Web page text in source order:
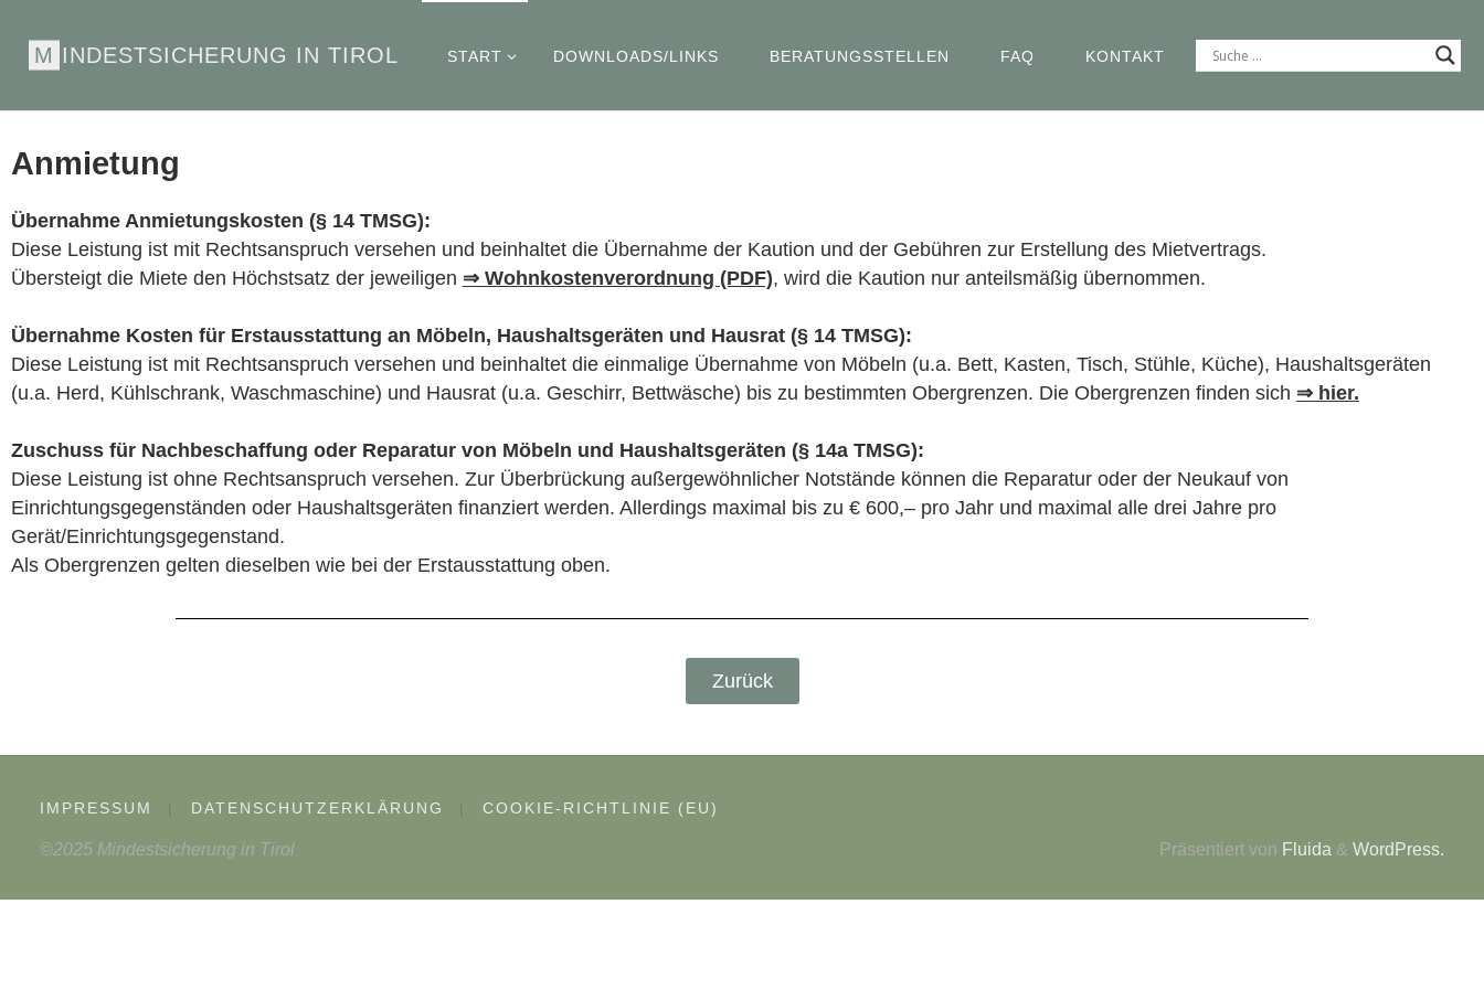
M INDESTSICHERUNG IN TIROL START DOWNLOADS/LINKS BERATUNGSSTELLEN FAQ KONTAKT
Anmietung
Übernahme Anmietungskosten (§ 14 TMSG):
Diese Leistung ist mit Rechtsanspruch versehen und beinhaltet die Übernahme der Kaution und der Gebühren zur Erstellung des Mietvertrags.
Übersteigt die Miete den Höchstsatz der jeweiligen ⇒ Wohnkostenverordnung (PDF), wird die Kaution nur anteilsmäßig übernommen.
Übernahme Kosten für Erstausstattung an Möbeln, Haushaltsgeräten und Hausrat (§ 14 TMSG):
Diese Leistung ist mit Rechtsanspruch versehen und beinhaltet die einmalige Übernahme von Möbeln (u.a. Bett, Kasten, Tisch, Stühle, Küche), Haushaltsgeräten
(u.a. Herd, Kühlschrank, Waschmaschine) und Hausrat (u.a. Geschirr, Bettwäsche) bis zu bestimmten Obergrenzen. Die Obergrenzen finden sich ⇒ hier.
Zuschuss für Nachbeschaffung oder Reparatur von Möbeln und Haushaltsgeräten (§ 14a TMSG):
Diese Leistung ist ohne Rechtsanspruch versehen. Zur Überbrückung außergewöhnlicher Notstände können die Reparatur oder der Neukauf von
Einrichtungsgegenständen oder Haushaltsgeräten finanziert werden. Allerdings maximal bis zu € 600,– pro Jahr und maximal alle drei Jahre pro
Gerät/Einrichtungsgegenstand.
Als Obergrenzen gelten dieselben wie bei der Erstausstattung oben.
Zurück
IMPRESSUM | DATENSCHUTZERKLÄRUNG | COOKIE-RICHTLINIE (EU)
©2025 Mindestsicherung in Tirol Präsentiert von Fluida & WordPress.